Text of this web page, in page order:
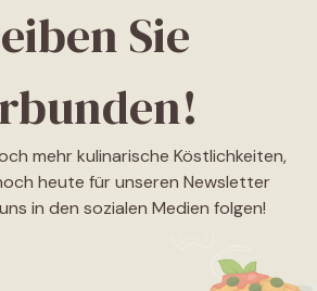
Sie
mehr kulinarische Köstlichkeiten,
heute für unseren Newsletter
in den sozialen Medien folgen!